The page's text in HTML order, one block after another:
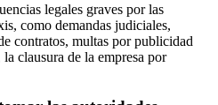
legales graves por las
como demandas judiciales,
contratos, multas por publicidad
clausura de la empresa por